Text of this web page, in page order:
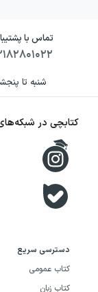
تماس با
شنبه تا پنجشنبه از ۸ صبح تا ۱۸
دسترسی سریع
کتاب عمومی
کتاب زبان
کتابچی در